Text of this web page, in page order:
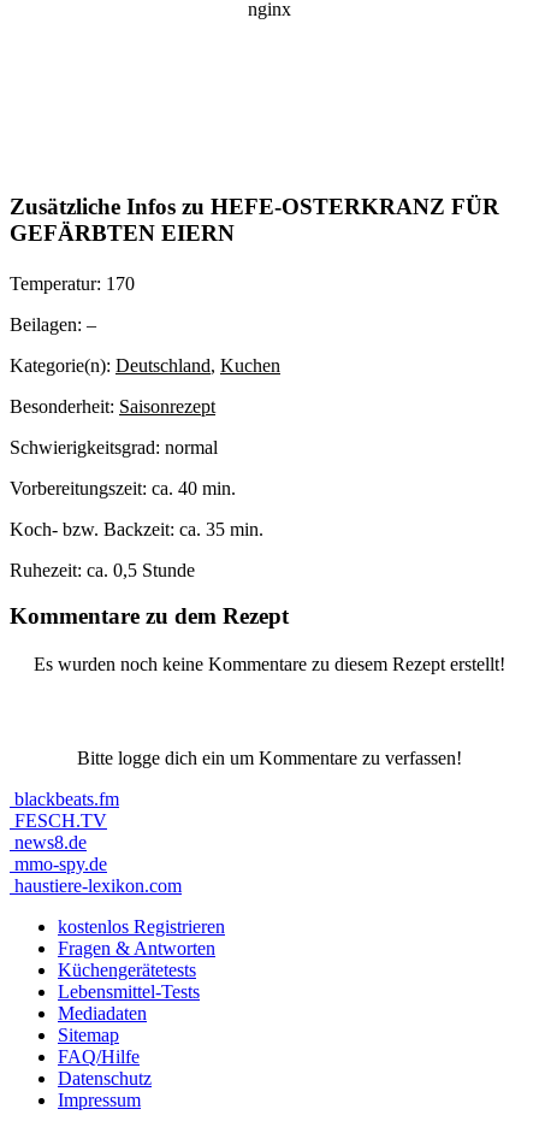
Zusätzliche Infos zu HEFE-OSTERKRANZ FÜR
GEFÄRBTEN EIERN
Temperatur: 170
Beilagen: –
Kategorie(n): Deutschland, Kuchen
Besonderheit: Saisonrezept
Schwierigkeitsgrad: normal
Vorbereitungszeit: ca. 40 min.
Koch- bzw. Backzeit: ca. 35 min.
Ruhezeit: ca. 0,5 Stunde
Kommentare zu dem Rezept
Es wurden noch keine Kommentare zu diesem Rezept erstellt!
Bitte logge dich ein um Kommentare zu verfassen!
blackbeats.fm
FESCH.TV
news8.de
mmo-spy.de
haustiere-lexikon.com
kostenlos Registrieren
Fragen & Antworten
Küchengerätetests
Lebensmittel-Tests
Mediadaten
Sitemap
FAQ/Hilfe
Datenschutz
Impressum